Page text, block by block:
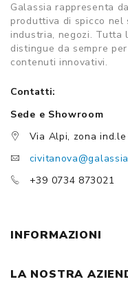
Galassia rappresenta
produttiva di spicco
industria, negozi. Tutta
distingue da sempre
contenuti innovativi.
Contatti:
Sede e Showroom
Via Alpi, zona
+39 0734 873021
INFORMAZIONI
LA NOSTRA